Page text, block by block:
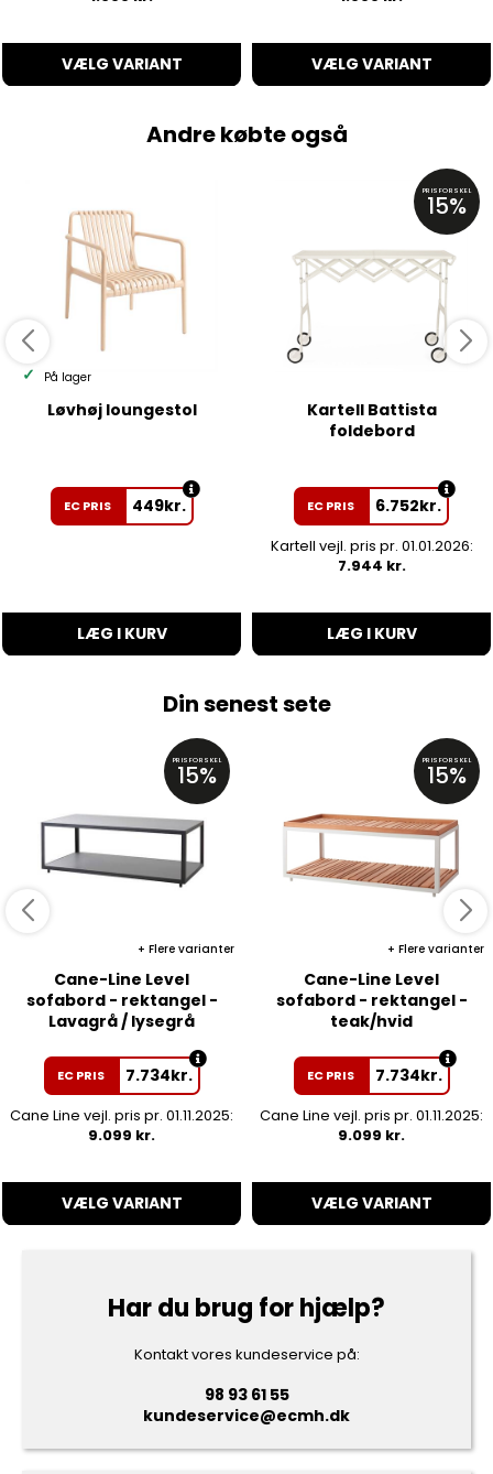
VÆLG VARIANT VÆLG VARIANT
Andre købte også
På lager
Løvhøj loungestol
EC PRIS 449kr.
LÆG I KURV
PRISFORSKEL
15%
Kartell Battista
foldebord
EC PRIS 6.752kr.
Kartell vejl. pris pr. 01.01.2026:
7.944 kr.
LÆG I KURV
Din senest sete
PRISFORSKEL
15%
Flere varianter
Cane-Line Level
sofabord - rektangel -
Lavagrå / lysegrå
EC PRIS 7.734kr.
Cane Line vejl. pris pr. 01.11.2025:
9.099 kr.
VÆLG VARIANT
PRISFORSKEL
15%
Flere varianter
Cane-Line Level
sofabord - rektangel -
teak/hvid
EC PRIS 7.734kr.
Cane Line vejl. pris pr. 01.11.2025:
9.099 kr.
VÆLG VARIANT
Har du brug for hjælp?
Kontakt vores kundeservice på:
98 93 61 55
kundeservice@ecmh.dk